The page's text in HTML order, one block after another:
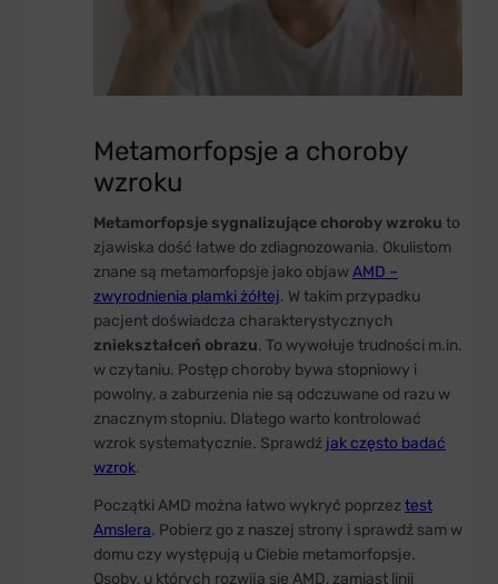
Metamorfopsje a choroby
wzroku
Metamorfopsje sygnalizujące choroby wzroku to
zjawiska dość łatwe do zdiagnozowania. Okulistom
znane są metamorfopsje jako objawAMD –
zwyrodnienia plamki żółtej. W takim przypadku
pacjent doświadcza charakterystycznych
zniekształceń obrazu. To wywołuje trudności m.in.
w czytaniu. Postęp choroby bywa stopniowy i
powolny, a zaburzenia nie są odczuwane od razu w
znacznym stopniu. Dlatego warto kontrolować
wzrok systematycznie. Sprawdź jak często badać
wzrok.
Początki AMD można łatwo wykryć poprzeztest
Amslera. Pobierz go z naszej strony i sprawdź sam w
domu czy występują u Ciebie metamorfopsje.
Osoby, u których rozwija się AMD, zamiast linii